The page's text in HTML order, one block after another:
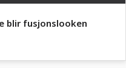
blir fusjonslooken